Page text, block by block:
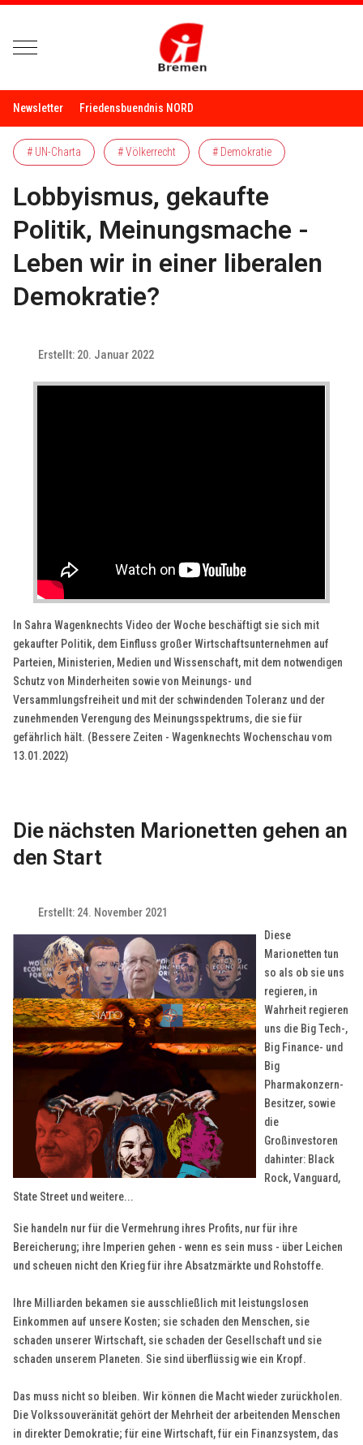
Mobile Menu Toggle
Newsletter Friedensbuendnis NORD
# UN-Charta # Völkerrecht # Demokratie
Lobbyismus, gekaufte
Politik, Meinungsmache -
Leben wir in einer liberalen
Demokratie?
Erstellt: 20. Januar 2022
In Sahra Wagenknechts Video der Woche beschäftigt sie sich mit
gekaufter Politik, dem Einfluss großer Wirtschaftsunternehmen auf
Parteien, Ministerien, Medien und Wissenschaft, mit dem notwendigen
Schutz von Minderheiten sowie von Meinungs- und
Versammlungsfreiheit und mit der schwindenden Toleranz und der
zunehmenden Verengung des Meinungsspektrums, die sie für
gefährlich hält. (Bessere Zeiten - Wagenknechts Wochenschau vom
13.01.2022)
Die nächsten Marionetten gehen an
den Start
Erstellt: 24. November 2021
Diese
Marionetten tun
so als ob sie uns
regieren, in
Wahrheit regieren
uns die Big Tech-,
Big Finance- und
Big
Pharmakonzern-
Besitzer, sowie
die
Großinvestoren
dahinter: Black
Rock, Vanguard,
State Street und weitere...
Sie handeln nur für die Vermehrung ihres Profits, nur für ihre
Bereicherung; ihre Imperien gehen - wenn es sein muss - über Leichen
und scheuen nicht den Krieg für ihre Absatzmärkte und Rohstoffe.
Ihre Milliarden bekamen sie ausschließlich mit leistungslosen
Einkommen auf unsere Kosten; sie schaden den Menschen, sie
schaden unserer Wirtschaft, sie schaden der Gesellschaft und sie
schaden unserem Planeten. Sie sind überflüssig wie ein Kropf.
Das muss nicht so bleiben. Wir können die Macht wieder zurückholen.
Die Volkssouveränität gehört der Mehrheit der arbeitenden Menschen
in direkter Demokratie; für eine Wirtschaft, für ein Finanzsystem, das